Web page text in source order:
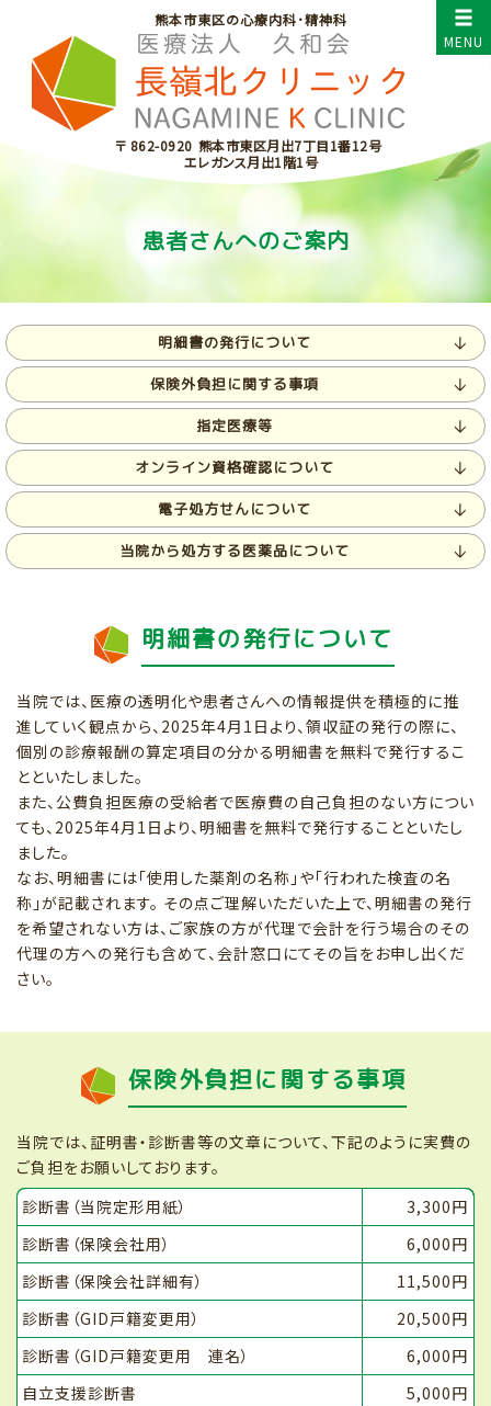
熊本市東区の心療内科･精神科
〒 862-0920 熊本市東区月出7丁目1番12号
エレガンス月出1階1号
患者さんへのご案内
明細書の発行について
保険外負担に関する事項
指定医療等
オンライン資格確認について
電子処方せんについて
当院から処方する医薬品について
明細書の発行について
当院では、医療の透明化や患者さんへの情報提供を積極的に推
進していく観点から、2025年4月1日より、領収証の発行の際に、
個別の診療報酬の算定項目の分かる明細書を無料で発行するこ
とといたしました。
また、公費負担医療の受給者で医療費の自己負担のない方につい
ても、2025年4月1日より、明細書を無料で発行することといたし
ました。
なお、明細書には「使用した薬剤の名称」や「行われた検査の名
称」が記載されます。 その点ご理解いただいた上で、明細書の発行
を希望されない方は、ご家族の方が代理で会計を行う場合のその
代理の方への発行も含めて、会計窓口にてその旨をお申し出くだ
さい。
保険外負担に関する事項
当院では、証明書・診断書等の文章について、下記のように実費の
ご負担をお願いしております。
診断書（当院定形用紙）
3,300円
診断書（保険会社用）
6,000円
診断書（保険会社詳細有）
11,500円
診断書（GID戸籍変更用）
20,500円
診断書（GID戸籍変更用 連名）
6,000円
自立支援診断書
5,000円